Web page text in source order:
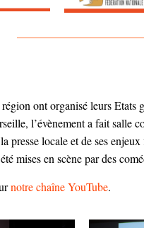
ont organisé leurs Etats
l’évènement a fait salle
presse locale et de ses
mises en scène par des
notre chaîne YouTube.